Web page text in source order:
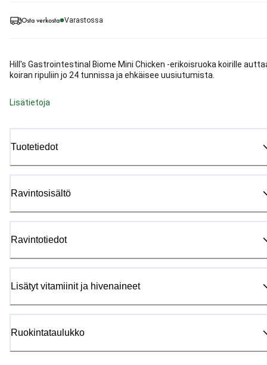
Osta verkosta Varastossa
Hill's Gastrointestinal Biome Mini Chicken -erikoisruoka koirille
koiran ripuliin jo 24 tunnissa ja ehkäisee uusiutumista.
Lisätietoja
Tuotetiedot
Ravintosisältö
Ravintotiedot
Lisätyt vitamiinit ja hivenaineet
Ruokintataulukko